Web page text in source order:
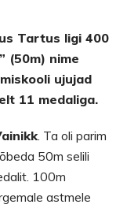
Tartus ligi 400
(50m) nime
ujujad
11 medaliga.
. Ta oli parim
50m selili
100m
astmele